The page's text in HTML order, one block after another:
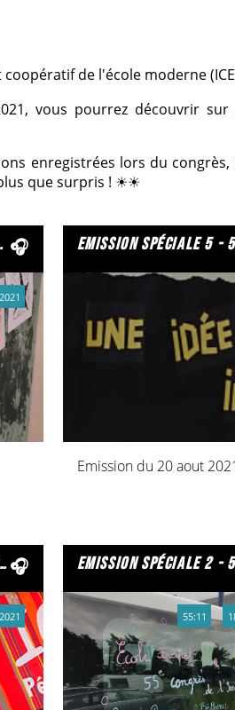
de l'école moderne
vous pourrez découvrir
enregistrées lors du
que surpris ! ☀☀
emission spéciale 5 -
Emission du 20 aout
emission spéciale 2 - 55e congrès icem - pédagogie freinet -
55:11